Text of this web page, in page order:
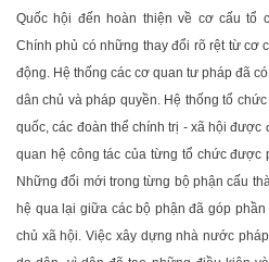
Quốc hội đến hoàn thiện về cơ cấu tổ
Chính phủ có những thay đổi rõ rệt từ cơ
động. Hệ thống các cơ quan tư pháp đã
dân chủ và pháp quyền. Hệ thống tổ
quốc, các đoàn thể chính trị - xã hội được
quan hệ công tác của từng tổ chức
Những đổi mới trong từng bộ phận cấu
hệ qua lại giữa các bộ phận đã góp
chủ xã hội. Việc xây dựng nhà nước